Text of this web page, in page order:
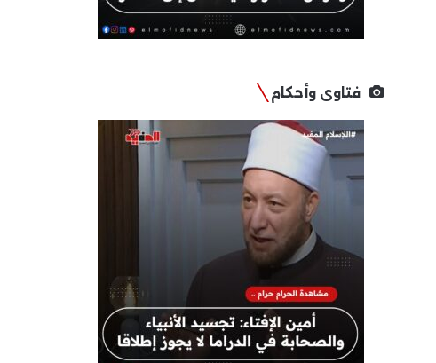
فتاوى وأحكام